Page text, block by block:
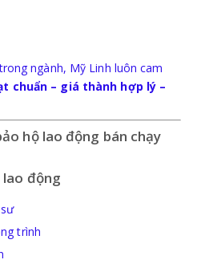
CHÁY
CHỮA CHÁY
ngành, Mỹ Linh luôn cam
chuẩn – giá thành hợp lý –
hộ lao động bán chạy
lao động
trình